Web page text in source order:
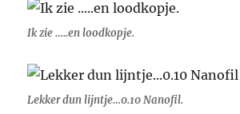
Ik zie …..en loodkopje.
Lekker dun lijntje…0.10 Nanofil.